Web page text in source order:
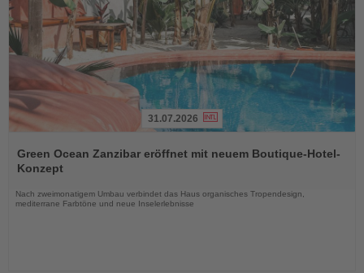
Sie
die
Nachrichten
31.07.2026
Green Ocean Zanzibar eröffnet mit neuem Boutique-Hotel-
Konzept
Nach zweimonatigem Umbau verbindet das Haus organisches Tropendesign,
mediterrane Farbtöne und neue Inselerlebnisse